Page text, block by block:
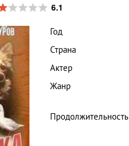
6.1
Год
Страна
Актер
Жанр
Продолжительность